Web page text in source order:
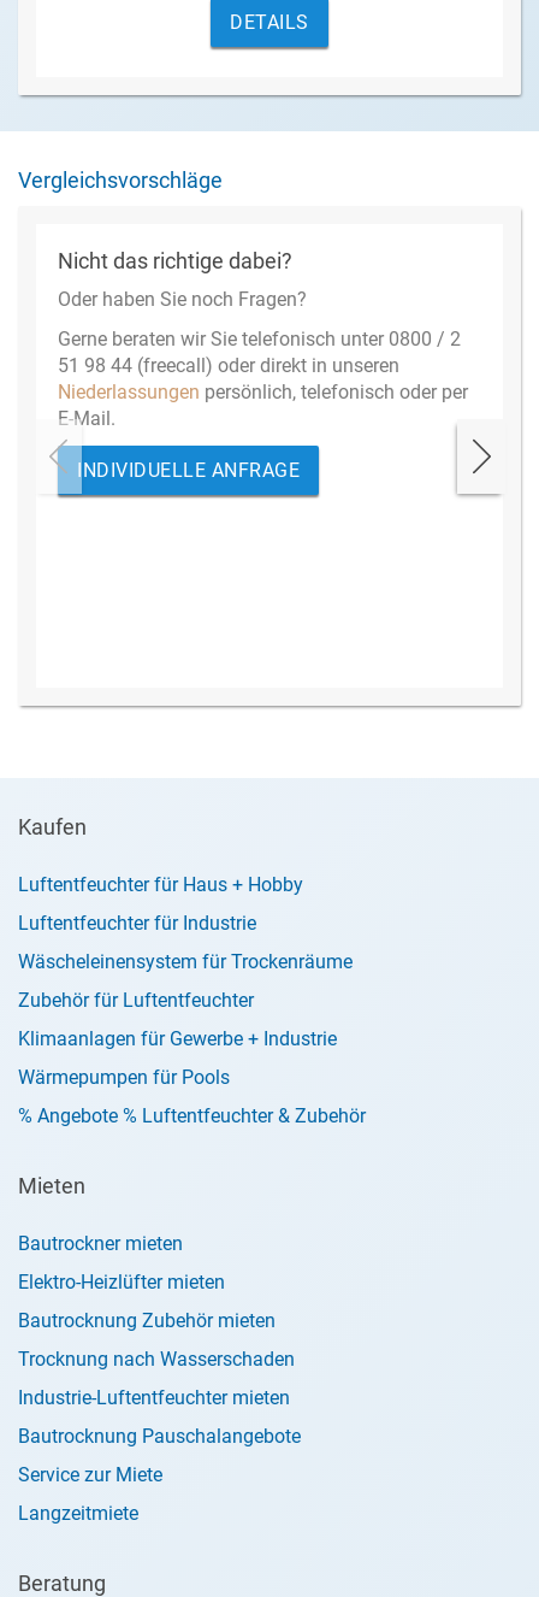
DETAILS
Vergleichsvorschläge
Nicht das richtige dabei?
Oder haben Sie noch Fragen?
Gerne beraten wir Sie telefonisch unter 0800 / 2
51 98 44 (freecall) oder direkt in unseren
Niederlassungen persönlich, telefonisch oder per
E-Mail.
INDIVIDUELLE ANFRAGE
Kaufen
Luftentfeuchter für Haus + Hobby
Luftentfeuchter für Industrie
Wäscheleinensystem für Trockenräume
Zubehör für Luftentfeuchter
Klimaanlagen für Gewerbe + Industrie
Wärmepumpen für Pools
% Angebote % Luftentfeuchter & Zubehör
Mieten
Bautrockner mieten
Elektro-Heizlüfter mieten
Bautrocknung Zubehör mieten
Trocknung nach Wasserschaden
Industrie-Luftentfeuchter mieten
Bautrocknung Pauschalangebote
Service zur Miete
Langzeitmiete
Beratung